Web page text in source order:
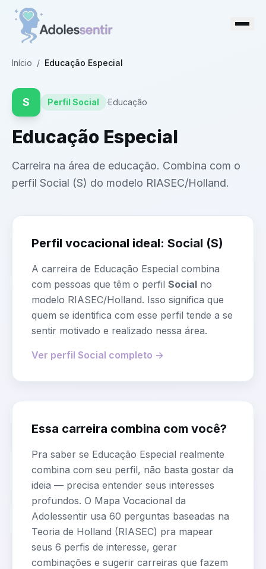
Início / Educação Especial
S Perfil Social ·Educação
Educação Especial
Carreira na área de educação. Combina com o
perfil Social (S) do modelo RIASEC/Holland.
Perfil vocacional ideal: Social (S)
A carreira de Educação Especial combina
com pessoas que têm o perfil Social no
modelo RIASEC/Holland. Isso significa que
quem se identifica com esse perfil tende a se
sentir motivado e realizado nessa área.
Ver perfil Social completo →
Essa carreira combina com você?
Pra saber se Educação Especial realmente
combina com seu perfil, não basta gostar da
ideia — precisa entender seus interesses
profundos. O Mapa Vocacional da
Adolessentir usa 60 perguntas baseadas na
Teoria de Holland (RIASEC) pra mapear
seus 6 perfis de interesse, gerar
combinações e sugerir carreiras que fazem